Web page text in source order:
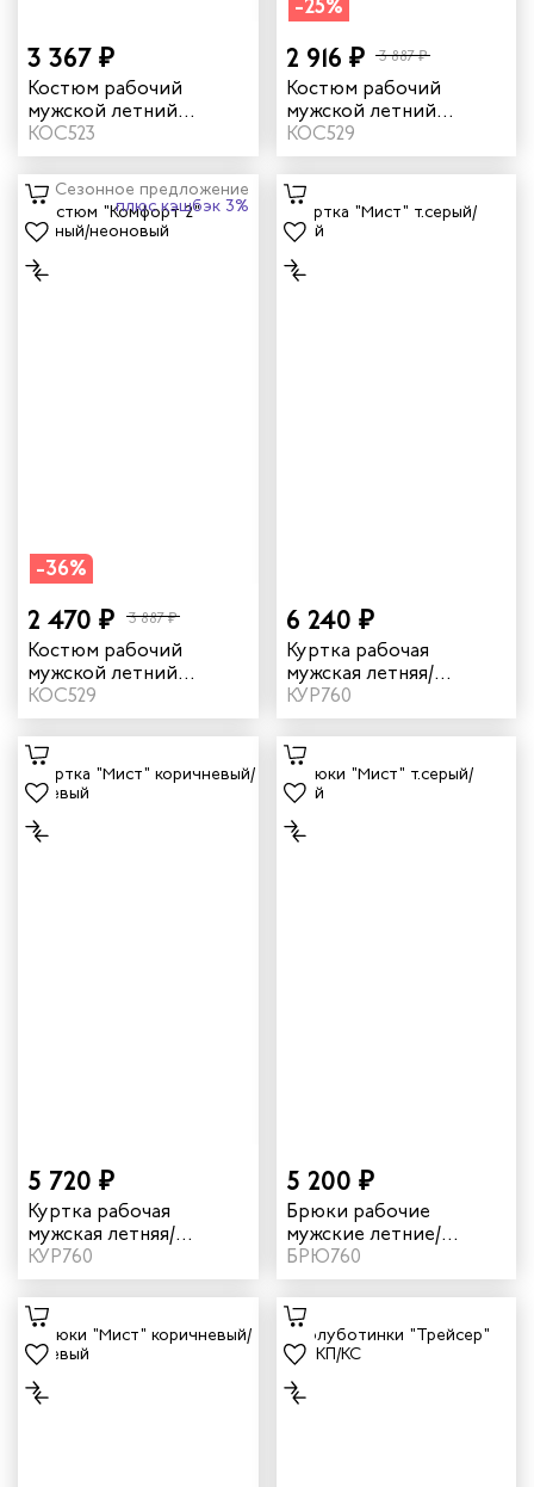
3 367 ₽
Костюм рабочий
мужской летний
"Комфорт 1" цвет
оранжевый/серый
КОС523
-25%
2 916 ₽ 3 887 ₽
Костюм рабочий
мужской летний
"Комфорт 2" неоновый/
темно-синий
КОС529
Сезонное предложение
плюс кэшбэк 3%
-36%
2 470 ₽ 3 887 ₽
Костюм рабочий
мужской летний
"Комфорт 2" зеленый/
неоновый
КОС529
6 240 ₽
Куртка рабочая
мужская летняя/
демисезонная "Мист"
цвет т.серый/серый
КУР760
5 720 ₽
Куртка рабочая
мужская летняя/
демисезонная "Мист"
цвет коричневый/
бежевый
КУР760
5 200 ₽
Брюки рабочие
мужские летние/
демисезонные "Мист"
цвет т.серый/серый
БРЮ760